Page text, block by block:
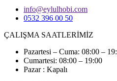
info@eylulhobi.com
0532 396 00 50
ÇALIŞMA SAATLERİMİZ
Pazartesi – Cuma: 08:00 –
Cumartesi: 08:00 – 19:00
Pazar : Kapalı